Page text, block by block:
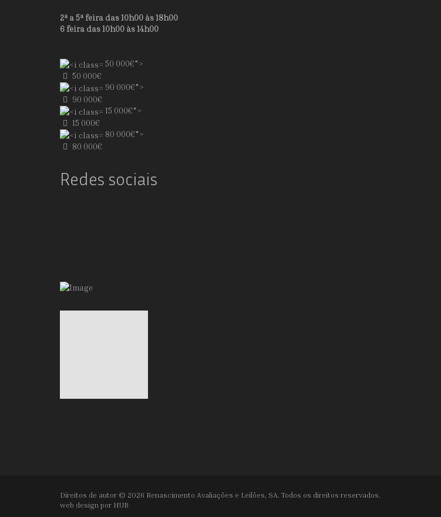
2ª a 5ª feira das 10h00 às 18h00
6 feira das 10h00 às 14h00
50 000€">
50 000€
90 000€">
90 000€
15 000€">
15 000€
80 000€">
80 000€
Redes sociais
Direitos de autor © 2026 Renascimento Avaliações e Leilões, SA. Todos os direitos reservados.
web design por HUB